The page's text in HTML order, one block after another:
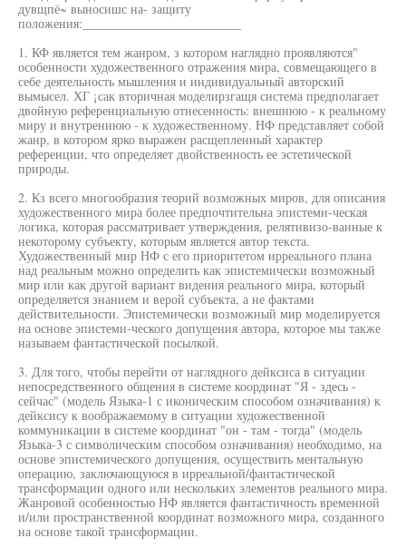
дувщпё~ выносишс на- защиту
положения:_________________________
1. КФ является тем жанром, з котором наглядно проявляются"
особенности художественного отражения мира, совмещающего в
себе деятельность мышления и индивидуальный авторский
вымысел. ХГ ¡сак вторичная моделирзгащя система предполагает
двойную референциальную отнесенность: внешнюю - к реальному
миру и внутреннюю - к художественному. НФ представляет собой
жанр, в котором ярко выражен расщепленный характер
референции, что определяет двойственность ее эстетической
природы.
2. Кз всего многообразия теорий возможных миров, для описания
художественного мира более предпочтительна эпистеми-ческая
логика, которая рассматривает утверждения, релятивизо-ванные к
некоторому субъекту, которым является автор текста.
Художественный мир НФ с его приоритетом ирреального плана
над реальным можно определить как эпистемически возможный
мир или как другой вариант видения реального мира, который
определяется знанием и верой субъекта, а не фактами
действительности. Эпистемически возможный мир моделируется
на основе эпистеми-ческого допущения автора, которое мы также
называем фантастической посылкой.
3. Для того, чтобы перейти от наглядного дейксиса в ситуации
непосредственного общения в системе координат "Я - здесь -
сейчас" (модель Языка-1 с иконическим способом означивания) к
дейксису к воображаемому в ситуации художественной
коммуникации в системе координат "он - там - тогда" (модель
Языка-3 с символическим способом означивания) необходимо, на
основе эпистемического допущения, осуществить ментальную
операцию, заключающуюся в ирреальной/фантастической
трансформации одного или нескольких элементов реального мира.
Жанровой особенностью НФ является фантастичность временной
и/или пространственной координат возможного мира, созданного
на основе такой трансформации.